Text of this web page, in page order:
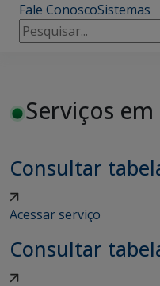
Fale ConoscoSistemas
Pesquisar
por:
Serviços
Consultar
Acessar serviço
Consultar